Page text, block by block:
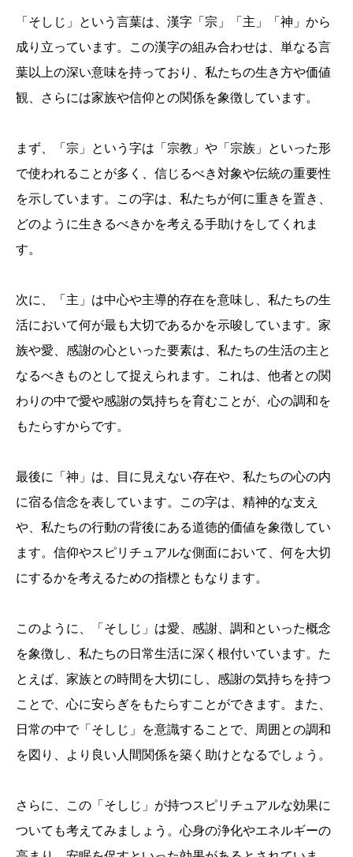
「そしじ」という言葉は、漢字「宗」「主」「神」から
成り立っています。この漢字の組み合わせは、単なる言
葉以上の深い意味を持っており、私たちの生き方や価値
観、さらには家族や信仰との関係を象徴しています。
まず、「宗」という字は「宗教」や「宗族」といった形
で使われることが多く、信じるべき対象や伝統の重要性
を示しています。この字は、私たちが何に重きを置き、
どのように生きるべきかを考える手助けをしてくれま
す。
次に、「主」は中心や主導的存在を意味し、私たちの生
活において何が最も大切であるかを示唆しています。家
族や愛、感謝の心といった要素は、私たちの生活の主と
なるべきものとして捉えられます。これは、他者との関
わりの中で愛や感謝の気持ちを育むことが、心の調和を
もたらすからです。
最後に「神」は、目に見えない存在や、私たちの心の内
に宿る信念を表しています。この字は、精神的な支え
や、私たちの行動の背後にある道徳的価値を象徴してい
ます。信仰やスピリチュアルな側面において、何を大切
にするかを考えるための指標ともなります。
このように、「そしじ」は愛、感謝、調和といった概念
を象徴し、私たちの日常生活に深く根付いています。た
とえば、家族との時間を大切にし、感謝の気持ちを持つ
ことで、心に安らぎをもたらすことができます。また、
日常の中で「そしじ」を意識することで、周囲との調和
を図り、より良い人間関係を築く助けとなるでしょう。
さらに、この「そしじ」が持つスピリチュアルな効果に
ついても考えてみましょう。心身の浄化やエネルギーの